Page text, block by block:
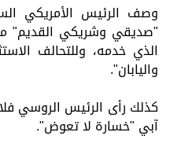
وصف الرئيس الأمريكي
"صديقي وشريكي القديم"
الذي خدمه، وللتحالف
واليابان".
كذلك رأى الرئيس الروسي
آبي "خسارة لا تعوض".